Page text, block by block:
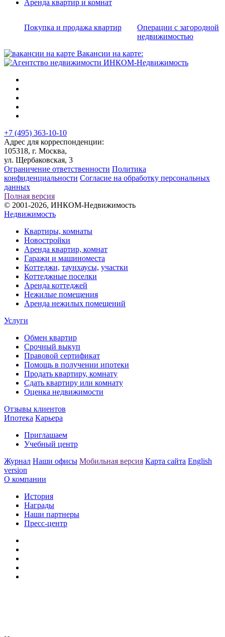
Аренда квартир и комнат
Покупка и продажа квартир
Операции с загородной
недвижимостью
Вакансии на карте:
+7 (495) 363-10-10
Адрес для корреспонденции:
105318, г. Москва,
ул. Щербаковская, 3
Ограничение ответственности Политика
конфиденциальности Согласие на обработку персональных
данных
Полная версия
© 2001-2026, ИНКОМ-Недвижимость
Недвижимость
Квартиры, комнаты
Новостройки
Аренда квартир, комнат
Гаражи и машиноместа
Коттеджи, таунхаусы, участки
Коттеджные поселки
Аренда коттеджей
Нежилые помещения
Аренда нежилых помещений
Услуги
Обмен квартир
Срочный выкуп
Правовой сертификат
Помощь в получении ипотеки
Продать квартиру, комнату
Сдать квартиру или комнату
Оценка недвижимости
Отзывы клиентов
Ипотека Карьера
Приглашаем
Учебный центр
Журнал Наши офисы Мобильная версия Карта сайта English
version
О компании
История
Награды
Наши партнеры
Пресс-центр